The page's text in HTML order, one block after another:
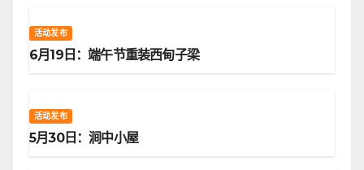
活动发布
6月19日：端午节重装西甸子梁
活动发布
5月30日：涧中小屋